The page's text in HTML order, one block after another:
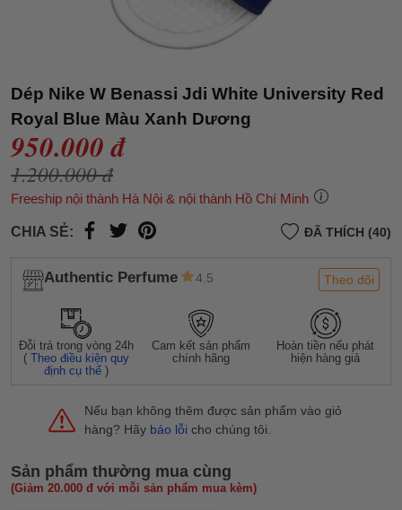
Dép Nike W Benassi Jdi White University Red
Royal Blue Màu Xanh Dương
950.000 đ
1.200.000 đ
Freeship nội thành Hà Nội & nội thành Hồ Chí Minh
CHIA SẺ: ĐÃ THÍCH (40)
Authentic Perfume 4.5 Theo dõi
Đỗi trả trong vòng 24h
(Theo điều kiện quy
định cụ thể )
Cam kết sản phẩm
chính hãng
Hoàn tiền nếu phát
hiện hàng giả
Nếu bạn không thêm được sản phẩm vào giỏ
hàng? Hãy báo lỗi cho chúng tôi.
Sản phẩm thường mua cùng
(Giảm 20.000 đ với mỗi sản phẩm mua kèm)